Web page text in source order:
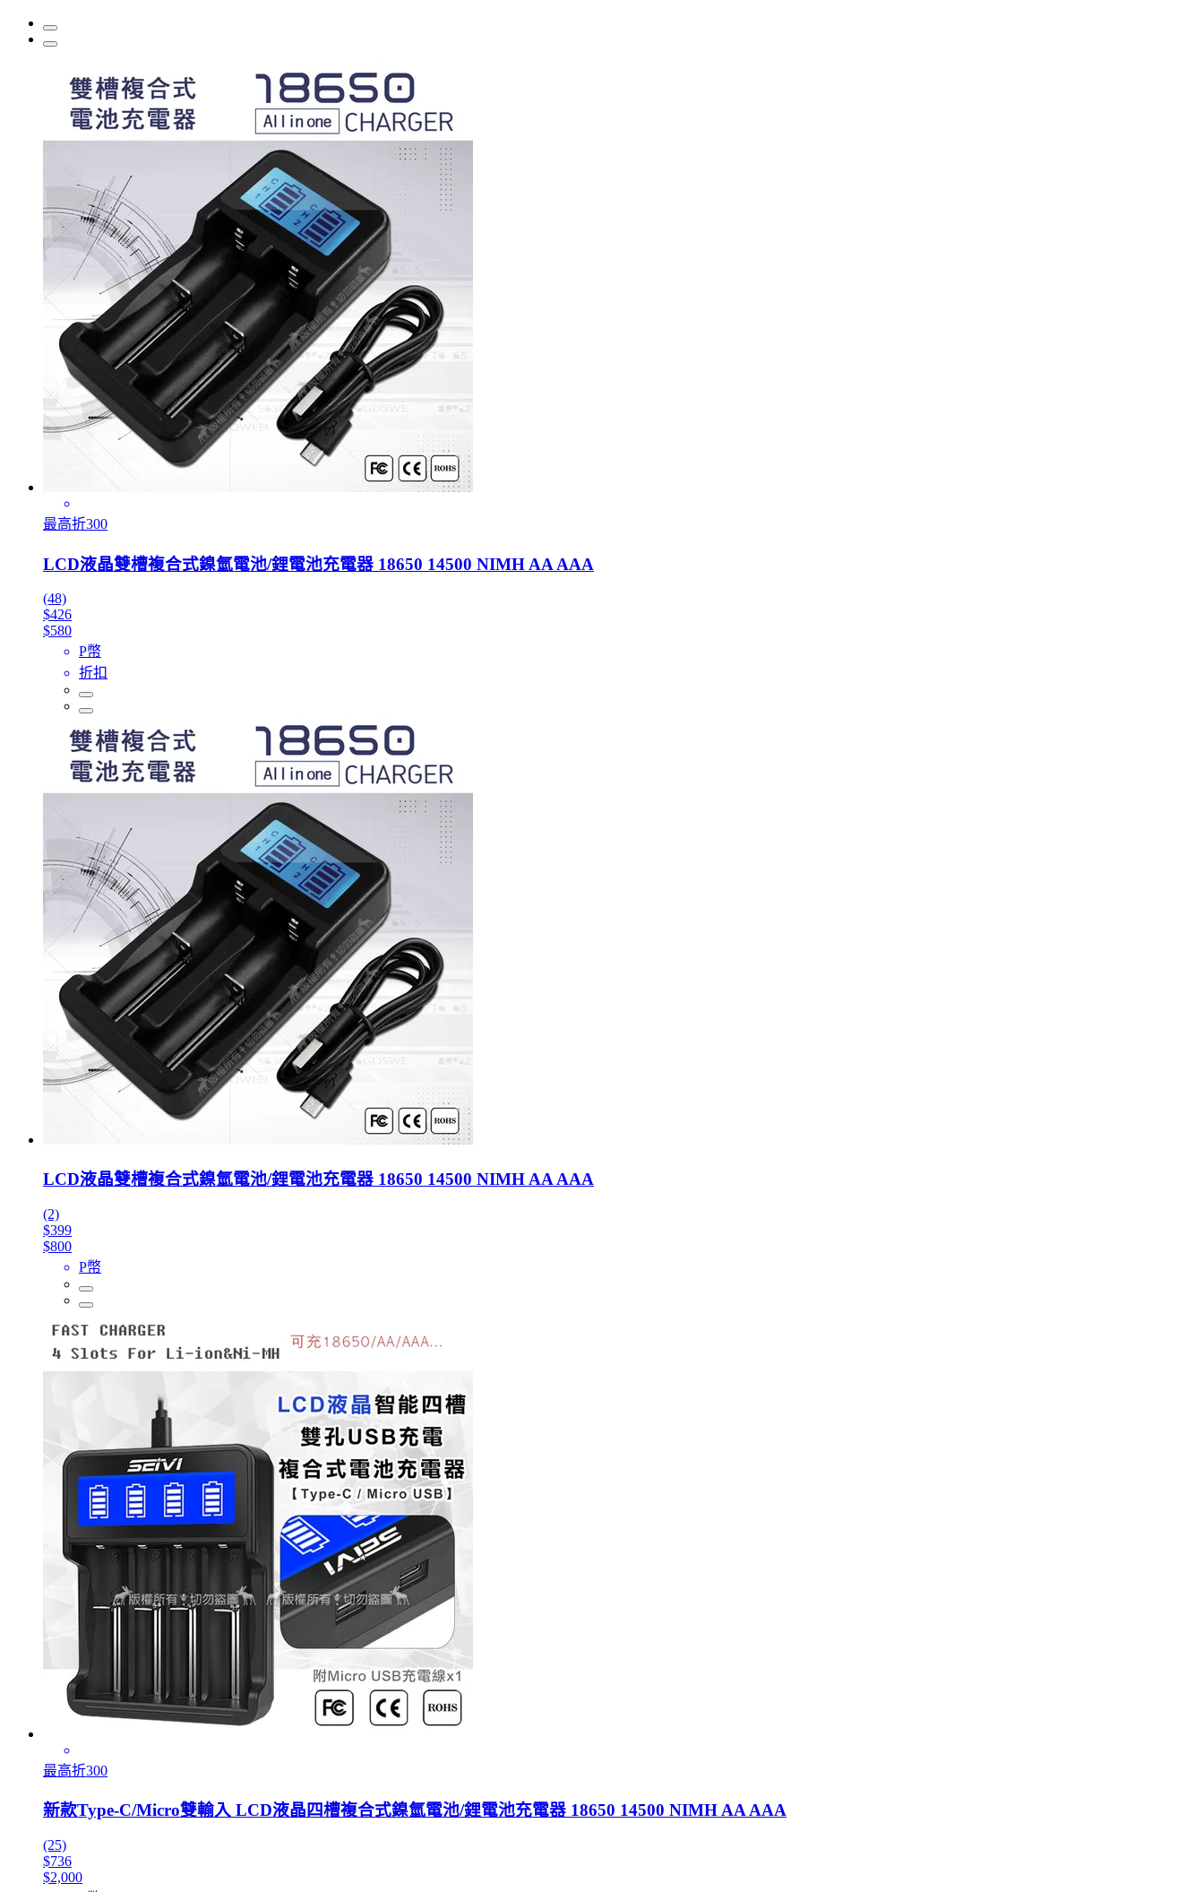
最高折300
LCD液晶雙槽複合式鎳氫電池/鋰電池充電器 18650 14500 NIMH AA AAA
(48)
$426
$580
P幣
折扣
LCD液晶雙槽複合式鎳氫電池/鋰電池充電器 18650 14500 NIMH AA AAA
(2)
$399
$800
P幣
最高折300
新款Type-C/Micro雙輸入 LCD液晶四槽複合式鎳氫電池/鋰電池充電器 18650 14500 NIMH AA AAA
(25)
$736
$2,000